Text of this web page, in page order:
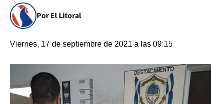
Por El Litoral
Viernes, 17 de septiembre de 2021 a las 09:15